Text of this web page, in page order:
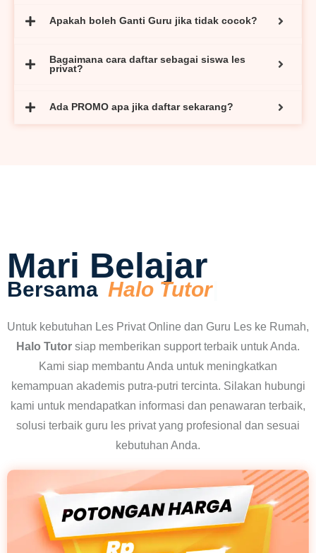
Apakah boleh Ganti Guru jika tidak cocok?
Bagaimana cara daftar sebagai siswa les
privat?
Ada PROMO apa jika daftar sekarang?
Mari Belajar
Bersama Halo Tutor
Untuk kebutuhan Les Privat Online dan Guru Les ke Rumah,
Halo Tutor siap memberikan support terbaik untuk Anda.
Kami siap membantu Anda untuk meningkatkan
kemampuan akademis putra-putri tercinta. Silakan hubungi
kami untuk mendapatkan informasi dan penawaran terbaik,
solusi terbaik guru les privat yang profesional dan sesuai
kebutuhan Anda.